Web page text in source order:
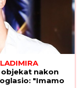
nakon
"Imamo